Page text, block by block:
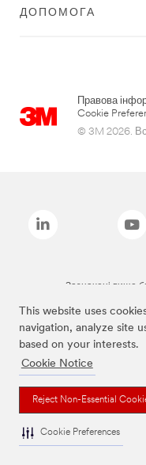
This website uses
navigation, analyze site
based on your interests.
Cookie Notice
Reject Non-Essential
Cookie Preferences
ДОПОМОГА
Правова
Cookie
© 3M 2026.
Зазначені вище